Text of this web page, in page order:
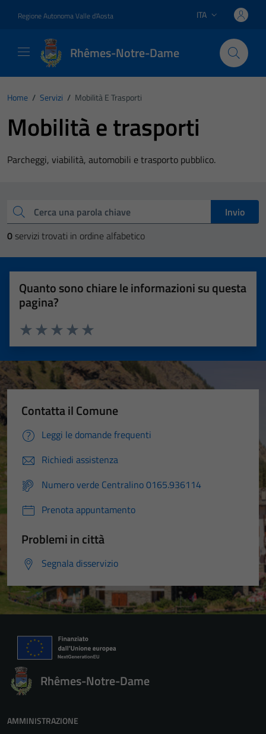
Regione Autonoma Valle d'Aosta Lingua attiva:
ITA
Rhêmes-Notre-Dame
Home / Servizi / Mobilità E Trasporti
Mobilità e trasporti
Parcheggi, viabilità, automobili e trasporto pubblico.
Cerca una parola chiave
Invio
0 servizi trovati in ordine alfabetico
Quanto sono chiare le informazioni su questa
pagina?
Valuta 5 stelle su 5
Valuta 4 stelle su 5
Valuta 3 stelle su 5
Valuta 2 stelle su 5
Valuta 1 stelle su 5
Contatta il Comune
Leggi le domande frequenti
Richiedi assistenza
Numero verde Centralino 0165.936114
Prenota appuntamento
Problemi in città
Segnala disservizio
Rhêmes-Notre-Dame
AMMINISTRAZIONE